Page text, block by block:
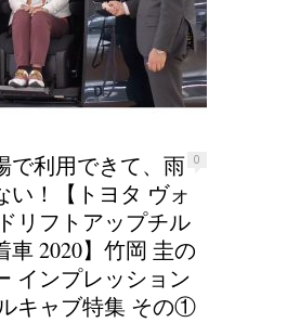
0
で利用できて、雨
い！【トヨタ ヴォ
リフトアップチル
車 2020】竹岡 圭の
インプレッション
キャブ特集 その①